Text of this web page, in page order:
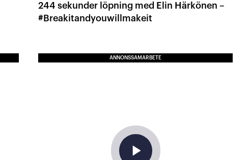
244 sekunder löpning med Elin Härkönen –
#Breakitandyouwillmakeit
ANNONSSAMARBETE
play_arrow